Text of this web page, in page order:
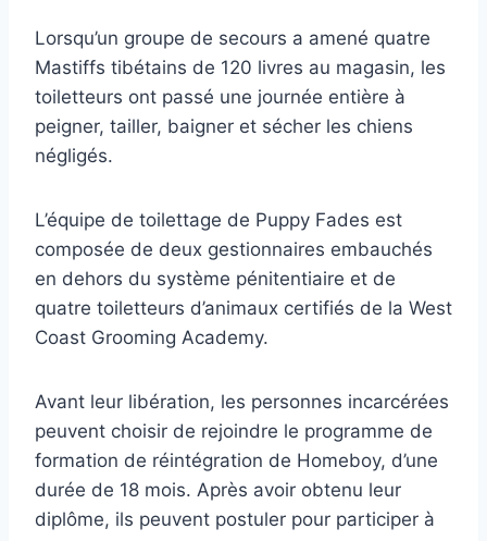
Lorsqu’un groupe de secours a amené quatre
Mastiffs tibétains de 120 livres au magasin, les
toiletteurs ont passé une journée entière à
peigner, tailler, baigner et sécher les chiens
négligés.
L’équipe de toilettage de Puppy Fades est
composée de deux gestionnaires embauchés
en dehors du système pénitentiaire et de
quatre toiletteurs d’animaux certifiés de la West
Coast Grooming Academy.
Avant leur libération, les personnes incarcérées
peuvent choisir de rejoindre le programme de
formation de réintégration de Homeboy, d’une
durée de 18 mois. Après avoir obtenu leur
diplôme, ils peuvent postuler pour participer à